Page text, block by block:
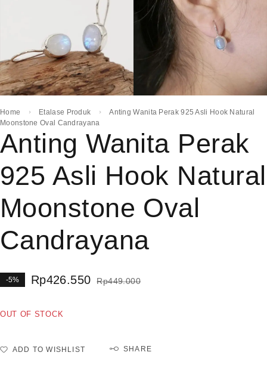
Home Etalase Produk
Anting Wanita Perak 925 Asli Hook Natural
Moonstone Oval Candrayana
Anting Wanita Perak
925 Asli Hook Natural
Moonstone Oval
Candrayana
-5% Rp449.000
Rp426.550
OUT OF STOCK
ADD TO WISHLIST SHARE